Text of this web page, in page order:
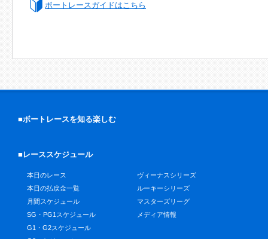
ボートレースガイドはこちら
■ボートレースを知る楽しむ
■レーススケジュール
本日のレース
本日の払戻金一覧
月間スケジュール
SG・PG1スケジュール
G1・G2スケジュール
ヴィーナスシリーズ
ルーキーシリーズ
マスターズリーグ
メディア情報